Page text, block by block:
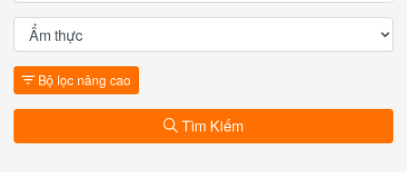
Bộ lọc nâng cao
Tìm Kiếm